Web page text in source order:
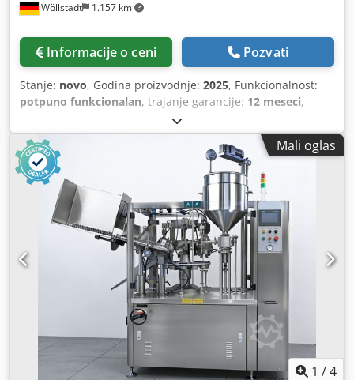
Wöllstadt 1.157 km
Informacije o ceni Pozvati
Stanje: novo, Godina proizvodnje: 2025, Funkcionalnost:
potpuno funkcionalan, trajanje garancije: 12 meseci,
Linearna vaga: Blaga i precizna tehnologija za doziranje i
punjenje Naša linearna vaga je idealno rešenje za
jednostavno i precizno doziranje i punjenje proizvoda.
Kombinuje tačnost sa blagim procesom rukovanja.
Zahvaljujući minimalnoj visini pada, oštećenja proizvoda
se efikasno izbegavaju, što obezbeđuje kvalitet vaše robe,
čak i kod osetljivih proizvoda. Fleksibilan i efikasan princip
rada Osnova naše tehnologije je jednostavan, ali izuzetno
efikasan princip funkcionisanja: proizvodi se transportuju
preko linearnih transportnih traka ili vibracionih žlebova, a
zatim precizno doziraju u posude za merenje.
Karakteristike: - Jednostavno rukovanje i čišćenje -
Komforno upravljanje putem TFT ekrana u boji osetljivog
na dodir - Memorijska funkcija za različite recepture
merenja - Precizni rezultati merenja zahvaljujući
troslojnom postupku (grubo/srednje/fino merenje),
Mali oglas
1 /4